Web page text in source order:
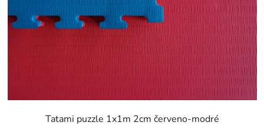
Tatami puzzle 1x1m 2cm červeno-modré